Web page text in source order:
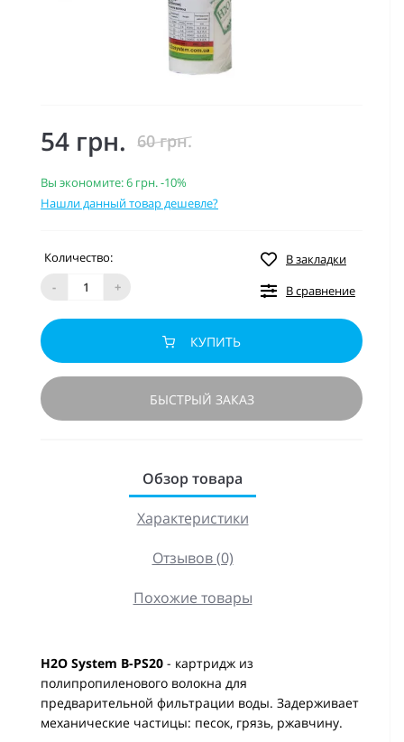
54 грн. 60 грн.
Вы экономите:6 грн.-10%
Нашли данный товар дешевле?
Количество:
-
+
В закладки
В сравнение
КУПИТЬ
БЫСТРЫЙ ЗАКАЗ
Обзор товара
Характеристики
Отзывов (0)
Похожие товары
H2O System B-PS20 - картридж из
полипропиленового волокна для
предварительной фильтрации воды. Задерживает
механические частицы: песок, грязь, ржавчину.